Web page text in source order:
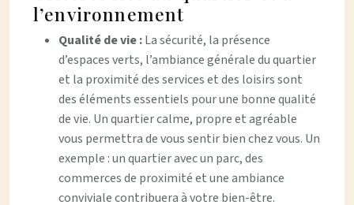
l’environnement
Qualité de vie :La sécurité, la présence
d’espaces verts, l’ambiance générale du quartier
et la proximité des services et des loisirs sont
des éléments essentiels pour une bonne qualité
de vie. Un quartier calme, propre et agréable
vous permettra de vous sentir bien chez vous. Un
exemple : un quartier avec un parc, des
commerces de proximité et une ambiance
conviviale contribuera à votre bien-être.